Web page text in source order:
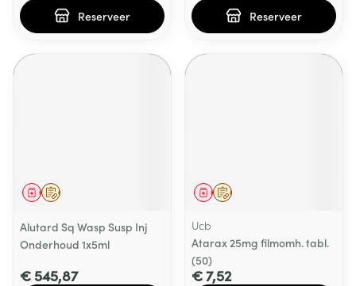
Reserveer Reserveer
Op voorschrift
Geneesmiddel
Alutard Sq Wasp Susp Inj
Onderhoud 1x5ml
€ 545,87
Op voorschrift
Geneesmiddel
Ucb
Atarax 25mg filmomh. tabl.
(50)
€ 7,52